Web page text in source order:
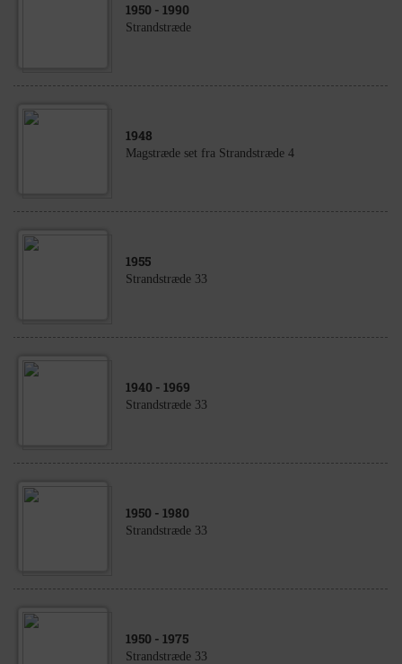
1950 - 1990
Strandstræde
1948
Magstræde set fra Strandstræde 4
1955
Strandstræde 33
1940 - 1969
Strandstræde 33
1950 - 1980
Strandstræde 33
1950 - 1975
Strandstræde 33